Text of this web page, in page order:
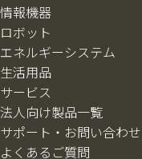
情報機器
ロボット
エネルギーシステム
生活用品
サービス
法人向け製品一覧
サポート・お問い合わせ
よくあるご質問